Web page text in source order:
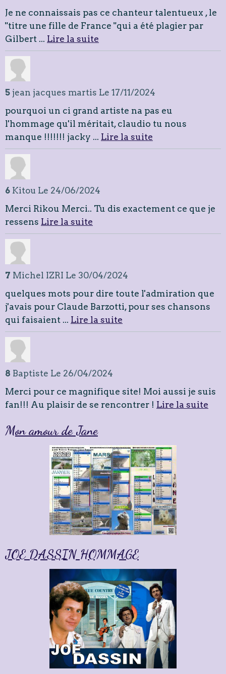
Je ne connaissais pas ce chanteur talentueux , le
"titre une fille de France "qui a été plagier par
Gilbert ... Lire la suite
5 jean jacques martis Le 17/11/2024
pourquoi un ci grand artiste na pas eu
l'hommage qu'il méritait, claudio tu nous
manque !!!!!!! jacky ... Lire la suite
6 Kitou Le 24/06/2024
Merci Rikou Merci.. Tu dis exactement ce que je
ressens Lire la suite
7 Michel IZRI Le 30/04/2024
quelques mots pour dire toute l'admiration que
j'avais pour Claude Barzotti, pour ses chansons
qui faisaient ... Lire la suite
8 Baptiste Le 26/04/2024
Merci pour ce magnifique site! Moi aussi je suis
fan!!! Au plaisir de se rencontrer ! Lire la suite
Mon amour de Jane
JOE DASSIN HOMMAGE